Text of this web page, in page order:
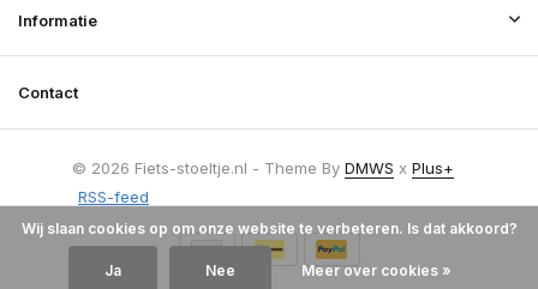
Informatie
Contact
© 2026 Fiets-stoeltje.nl - Theme By DMWS x Plus+
RSS-feed
Wij slaan cookies op om onze website te verbeteren. Is dat akkoord?
Ja Nee Meer over cookies »